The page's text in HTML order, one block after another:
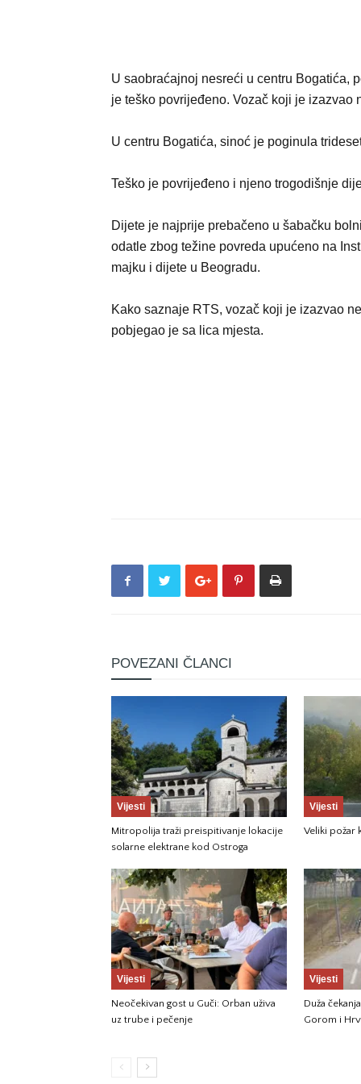
U saobraćajnoj nesreći u centru Bogatića,
je teško povrijeđeno. Vozač koji je izazvao
U centru Bogatića, sinoć je poginula
Teško je povrijeđeno i njeno trogodišnje
Dijete je najprije prebačeno u šabačku
odatle zbog težine povreda upućeno na
majku i dijete u Beogradu.
Kako saznaje RTS, vozač koji je izazvao
pobjegao je sa lica mjesta.
POVEZANI ČLANCI
Vijesti
Mitropolija traži preispitivanje lokacije
solarne elektrane kod Ostroga
Vijesti
Veliki požar
Vijesti
Neočekivan gost u Guči: Orban uživa
uz trube i pečenje
Vijesti
Duža
Gorom i